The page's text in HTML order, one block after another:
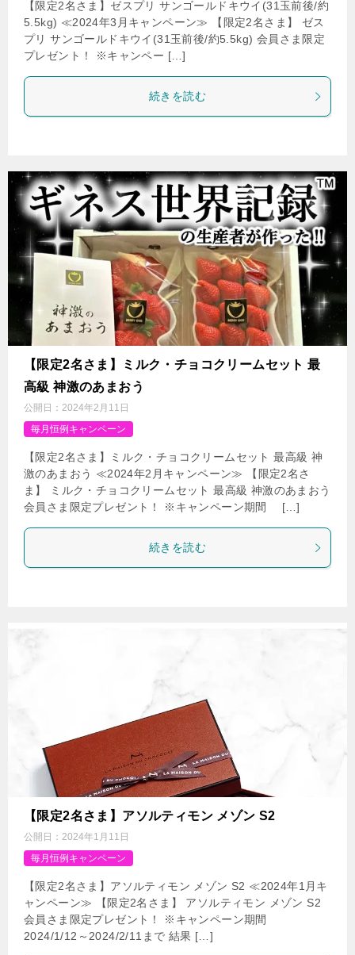
【限定2名さま】ゼスプリ サンゴールドキウイ(31玉前後/約
5.5kg) ≪2024年3月キャンペーン≫ 【限定2名さま】 ゼス
プリ サンゴールドキウイ(31玉前後/約5.5kg) 会員さま限定
プレゼント！ ※キャンペー […]
続きを読む
【限定2名さま】ミルク・チョコクリームセット 最
高級 神激のあまおう
公開日： 2024年2月11日
毎月恒例キャンペーン
【限定2名さま】ミルク・チョコクリームセット 最高級 神
激のあまおう ≪2024年2月キャンペーン≫ 【限定2名さ
ま】 ミルク・チョコクリームセット 最高級 神激のあまおう
会員さま限定プレゼント！ ※キャンペーン期間 […]
続きを読む
【限定2名さま】アソルティモン メゾン S2
公開日： 2024年1月11日
毎月恒例キャンペーン
【限定2名さま】アソルティモン メゾン S2 ≪2024年1月キ
ャンペーン≫ 【限定2名さま】 アソルティモン メゾン S2
会員さま限定プレゼント！ ※キャンペーン期間
2024/1/12～2024/2/11まで 結果 […]